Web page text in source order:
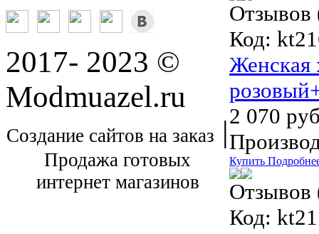
Отзывов
Код:
Женская
2 070
Купить
Отзывов
Код:
2017- 2023 ©
Modmuazel.ru
Создание сайтов на заказ |
Продажа готовых
интернет магазинов